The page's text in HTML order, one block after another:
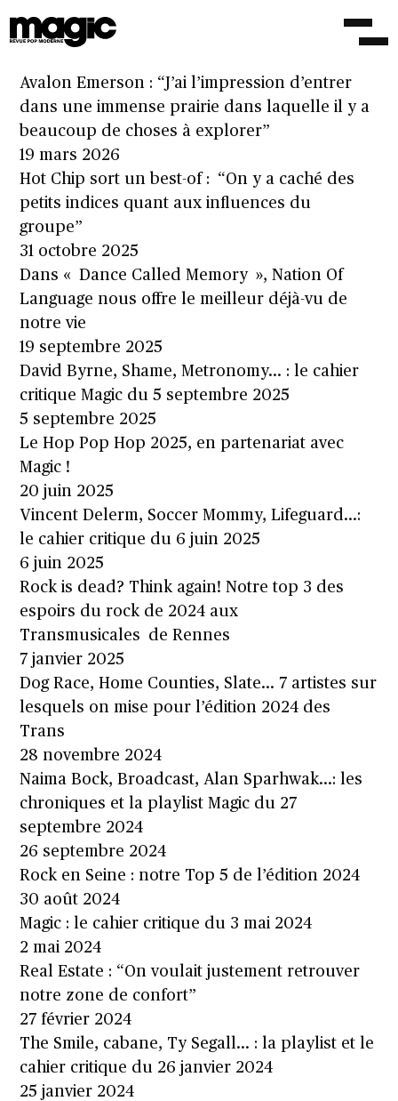
cahier critique du 27 mars 2026
Avalon Emerson : “J’ai l’impression d’entrer
dans une immense prairie dans laquelle il y a
beaucoup de choses à explorer”
19 mars 2026
Hot Chip sort un best-of : “On y a caché des
petits indices quant aux influences du
groupe”
31 octobre 2025
Dans « Dance Called Memory », Nation Of
Language nous offre le meilleur déjà-vu de
notre vie
19 septembre 2025
David Byrne, Shame, Metronomy… : le cahier
critique Magic du 5 septembre 2025
5 septembre 2025
Le Hop Pop Hop 2025, en partenariat avec
Magic !
20 juin 2025
Vincent Delerm, Soccer Mommy, Lifeguard…:
le cahier critique du 6 juin 2025
6 juin 2025
Rock is dead? Think again! Notre top 3 des
espoirs du rock de 2024 aux
Transmusicales de Rennes
7 janvier 2025
Dog Race, Home Counties, Slate… 7 artistes sur
lesquels on mise pour l’édition 2024 des
Trans
28 novembre 2024
Naima Bock, Broadcast, Alan Sparhwak…: les
chroniques et la playlist Magic du 27
septembre 2024
26 septembre 2024
Rock en Seine : notre Top 5 de l’édition 2024
30 août 2024
Magic : le cahier critique du 3 mai 2024
2 mai 2024
Real Estate : “On voulait justement retrouver
notre zone de confort”
27 février 2024
The Smile, cabane, Ty Segall… : la playlist et le
cahier critique du 26 janvier 2024
25 janvier 2024